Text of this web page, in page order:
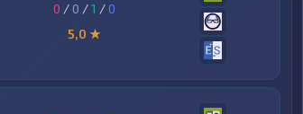
0 / 0 /1 /0
5,0 ★